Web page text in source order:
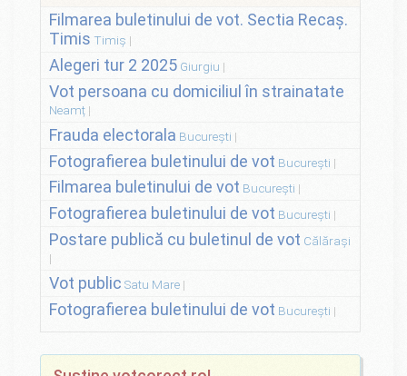
Filmarea buletinului de vot. Sectia Recaș.
Timis Timiș
Alegeri tur 2 2025 Giurgiu
Vot persoana cu domiciliul în strainatate
Neamț
Frauda electorala București
Fotografierea buletinului de vot București
Filmarea buletinului de vot București
Fotografierea buletinului de vot București
Postare publică cu buletinul de vot Călărași
Vot public Satu Mare
Fotografierea buletinului de vot București